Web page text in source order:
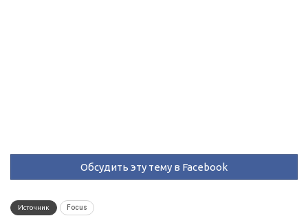
Обсудить эту тему в Facebook
Источник Focus